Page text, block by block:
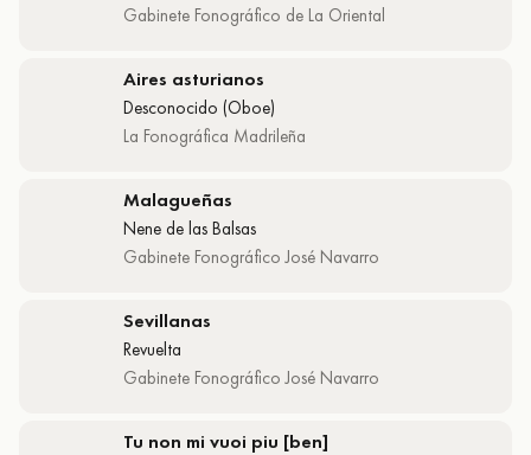
Gabinete Fonográfico de La Oriental
Aires asturianos
Desconocido (Oboe)
La Fonográfica Madrileña
Malagueñas
Nene de las Balsas
Gabinete Fonográfico José Navarro
Sevillanas
Revuelta
Gabinete Fonográfico José Navarro
Tu non mi vuoi piu [ben]